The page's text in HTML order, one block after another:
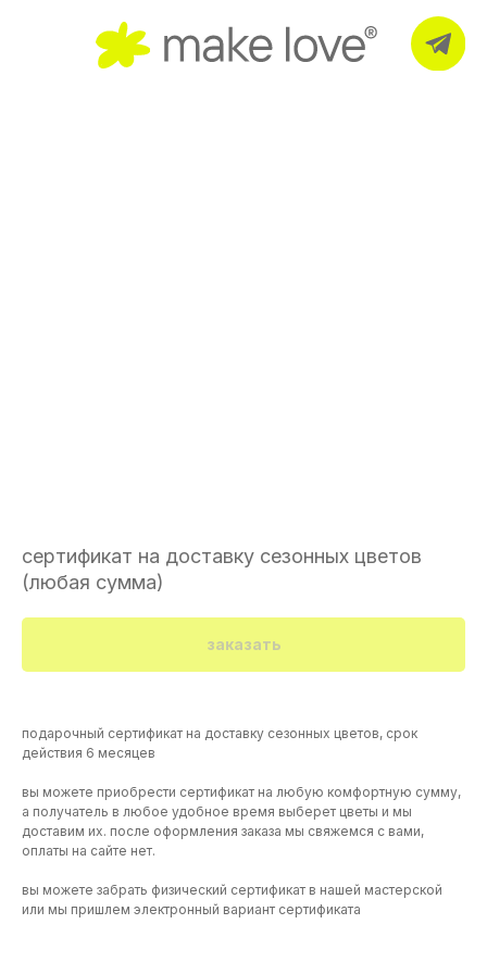
сертификат на доставку сезонных цветов
(любая сумма)
заказать
подарочный сертификат на доставку сезонных цветов, срок
действия 6 месяцев
вы можете приобрести сертификат на любую комфортную сумму,
а получатель в любое удобное время выберет цветы и мы
доставим их. после оформления заказа мы свяжемся с вами,
оплаты на сайте нет.
вы можете забрать физический сертификат в нашей мастерской
или мы пришлем электронный вариант сертификата